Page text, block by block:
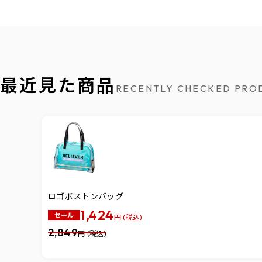
最近見た商品 RECENTLY CHECKED
ロゴボストンバッグ
セール 1,424円 (税込)
2,849円 (税込)